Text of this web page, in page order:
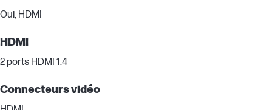
Oui, HDMI
HDMI
2 ports HDMI 1.4
Connecteurs vidéo